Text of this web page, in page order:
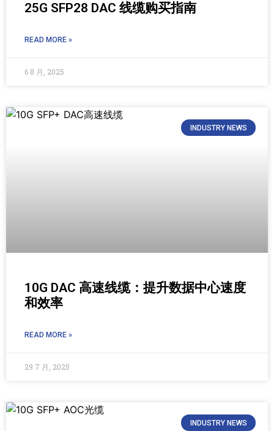
25G SFP28 DAC 线缆购买指南
READ MORE »
6 8 月, 2025
INDUSTRY NEWS
10G DAC 高速线缆：提升数据中心速度
和效率
READ MORE »
29 7 月, 2025
INDUSTRY NEWS